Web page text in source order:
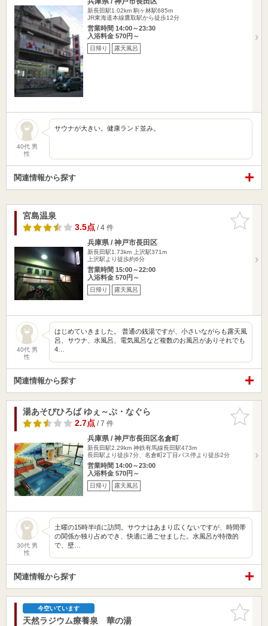
新長田駅1.02km 駒ヶ林駅685m
JR東海道本線鷹取駅から徒歩12分
営業時間 14:00～23:30
入浴料金 570円～
日帰り 露天風呂
40代 男
性
サウナが大きい。健康ランド並み。
関連情報から探す
お気に入
りに追加
宮島温泉
3.5点/ 4 件
兵庫県 / 神戸市長田区
新長田駅1.73km
上沢駅371m
上沢駅より徒歩約6分
営業時間 15:00～22:00
入浴料金 570円～
日帰り 露天風呂
40代 男
性
はじめていきました。 普通の銭湯ですが、小さいながらも露天風
呂、サウナ、水風呂、電気風呂など複数のお風呂がありそれでも
4…
関連情報から探す
お気に入
りに追加
湯あそびひろば ゆぇ～ぶ・なぐら
2.7点/ 7 件
兵庫県 / 神戸市長田区名倉町
新長田駅2.29km 神鉄有馬線長田駅473m
長田駅より徒歩7分、名倉町2丁目バス停より徒歩2分
営業時間 14:00～23:00
入浴料金 570円～
日帰り 露天風呂
30代 男
性
土曜の15時半頃に訪問。サウナはあまり広くないですが、時間帯
の関係か独り占めでき、快適に過ごせました。水風呂が特徴的
で、壁…
関連情報から探す
お気に入
りに追加
今空いています
天然ラジウム療養泉 華の湯